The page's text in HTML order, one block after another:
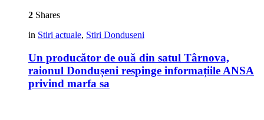
2 Shares
in Stiri actuale, Stiri Donduseni
Un producător de ouă din satul Târnova,
raionul Dondușeni respinge informațiile ANSA
privind marfa sa